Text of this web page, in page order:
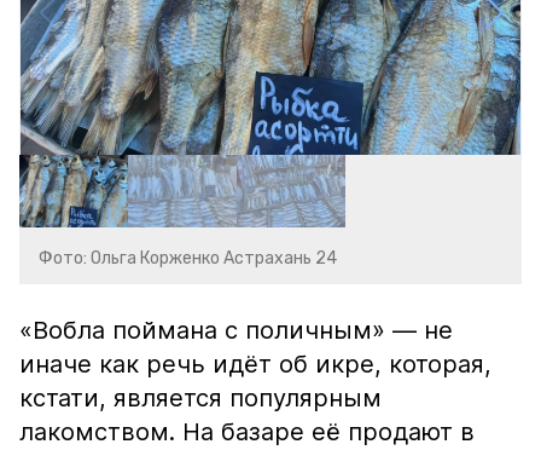
Фото: Ольга Корженко Астрахань 24
«Вобла поймана с поличным» — не
иначе как речь идёт об икре, которая,
кстати, является популярным
лакомством. На базаре её продают в